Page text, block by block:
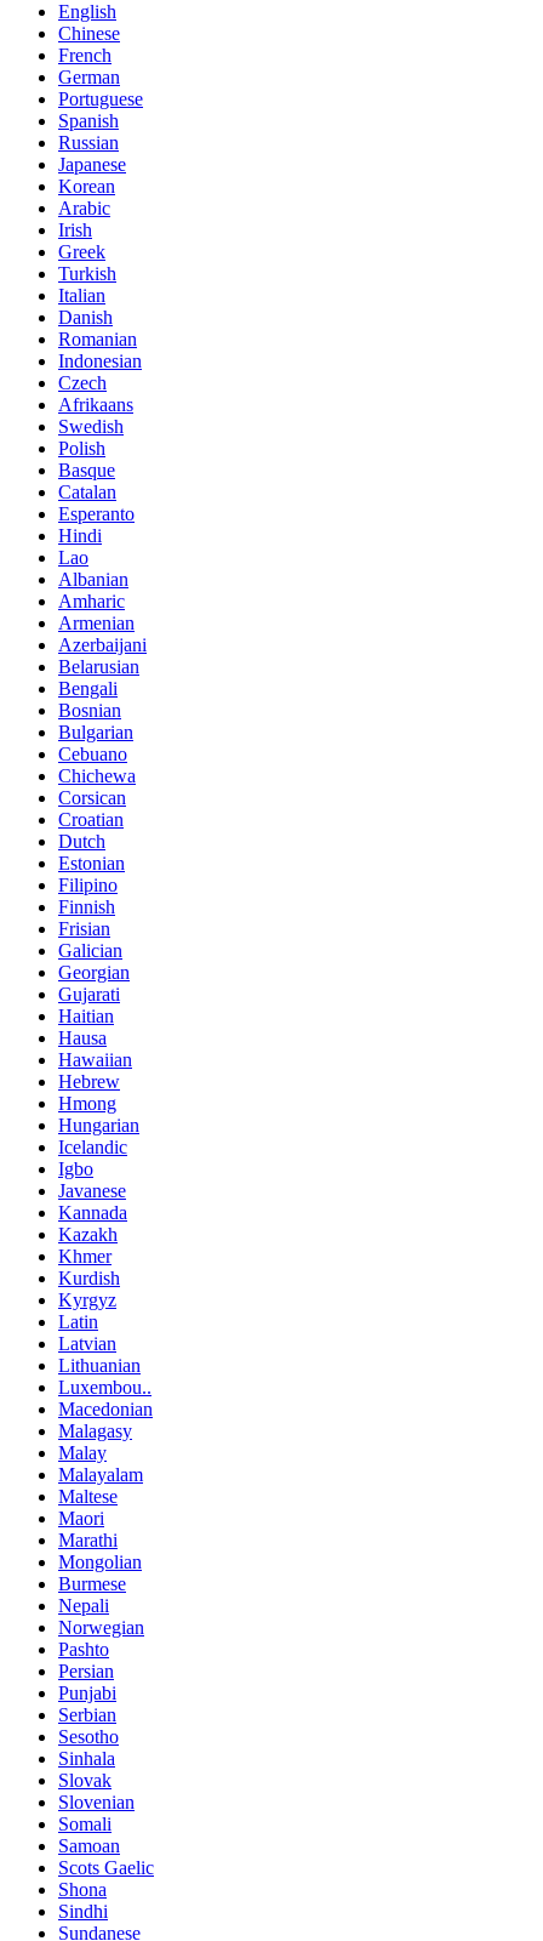
English
Chinese
French
German
Portuguese
Spanish
Russian
Japanese
Korean
Arabic
Irish
Greek
Turkish
Italian
Danish
Romanian
Indonesian
Czech
Afrikaans
Swedish
Polish
Basque
Catalan
Esperanto
Hindi
Lao
Albanian
Amharic
Armenian
Azerbaijani
Belarusian
Bengali
Bosnian
Bulgarian
Cebuano
Chichewa
Corsican
Croatian
Dutch
Estonian
Filipino
Finnish
Frisian
Galician
Georgian
Gujarati
Haitian
Hausa
Hawaiian
Hebrew
Hmong
Hungarian
Icelandic
Igbo
Javanese
Kannada
Kazakh
Khmer
Kurdish
Kyrgyz
Latin
Latvian
Lithuanian
Luxembou..
Macedonian
Malagasy
Malay
Malayalam
Maltese
Maori
Marathi
Mongolian
Burmese
Nepali
Norwegian
Pashto
Persian
Punjabi
Serbian
Sesotho
Sinhala
Slovak
Slovenian
Somali
Samoan
Scots Gaelic
Shona
Sindhi
Sundanese